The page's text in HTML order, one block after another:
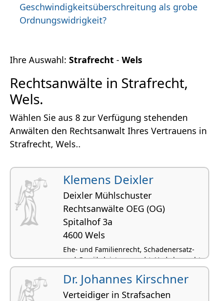
Geschwindigkeitsüberschreitung als grobe
Ordnungswidrigkeit?
Ihre Auswahl: Strafrecht - Wels
Rechtsanwälte in Strafrecht,
Wels.
Wählen Sie aus 8 zur Verfügung stehenden
Anwälten den Rechtsanwalt Ihres Vertrauens in
Strafrecht, Wels..
Klemens Deixler
Deixler Mühlschuster
Rechtsanwälte OEG (OG)
Spitalhof 3a
4600 Wels
Ehe- und Familienrecht, Schadenersatz-
und Gewährleistungsrecht, Verkehrsrecht,
Unfallschäden, Strafrecht
Dr. Johannes Kirschner
Verteidiger in Strafsachen